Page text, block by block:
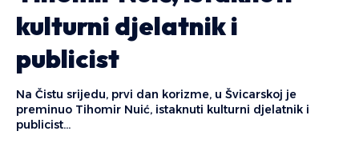
kulturni djelatnik i
publicist
Na Čistu srijedu, prvi dan korizme, u Švicarskoj je
preminuo Tihomir Nuić, istaknuti kulturni djelatnik i
publicist…